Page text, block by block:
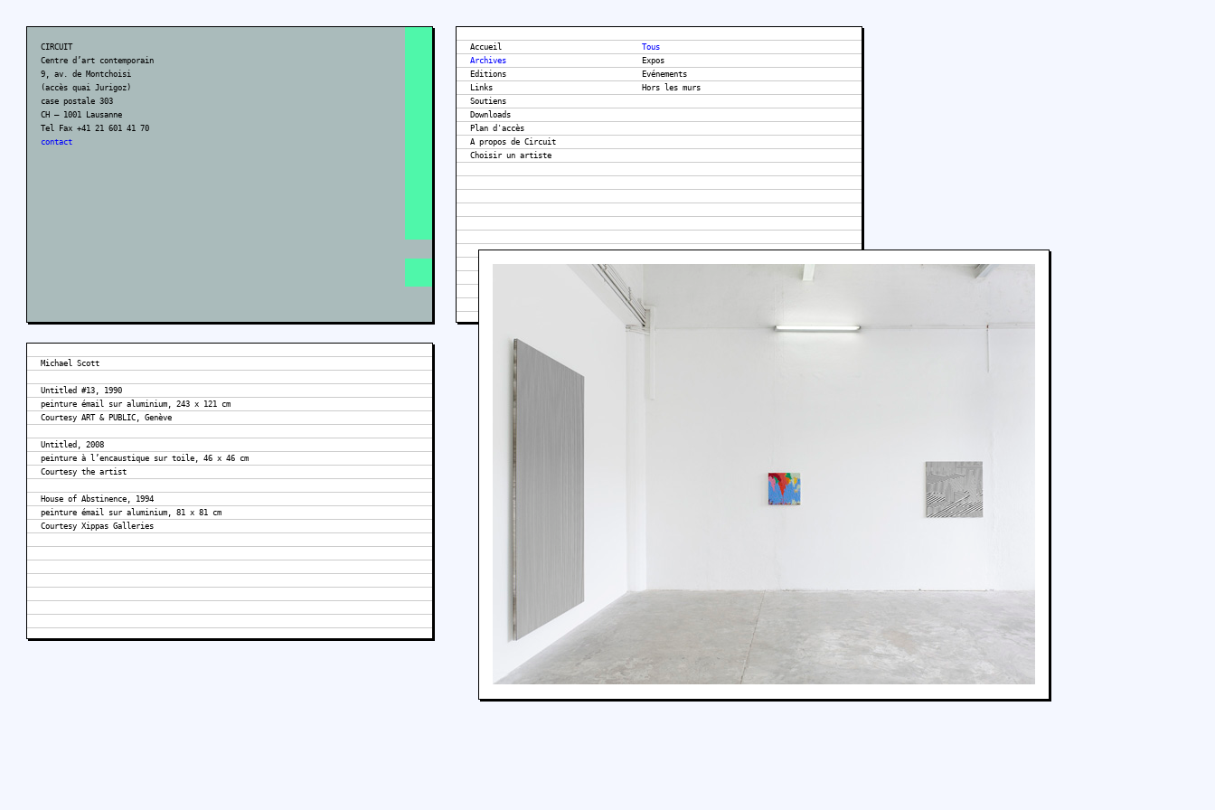
CIRCUIT
Centre d’art contemporain
9, av. de Montchoisi
(accès quai Jurigoz)
case postale 303
CH – 1001 Lausanne
Tel Fax +41 21 601 41 70
contact
Accueil
Archives
Editions
Links
Soutiens
Downloads
Plan d'accès
A propos de Circuit
Tous
Expos
Evénements
Hors les murs
Michael Scott
Untitled #13, 1990
peinture émail sur aluminium, 243 x 121 cm
Courtesy ART & PUBLIC, Genève
Untitled, 2008
peinture à l’encaustique sur toile, 46 x 46 cm
Courtesy the artist
House of Abstinence, 1994
peinture émail sur aluminium, 81 x 81 cm
Courtesy Xippas Galleries